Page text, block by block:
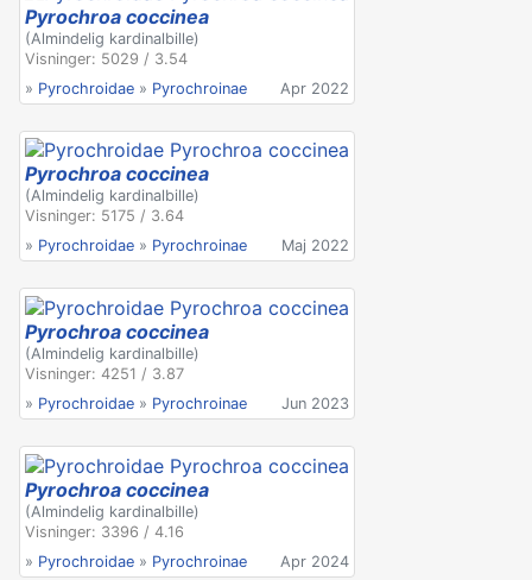
Pyrochroa coccinea
(Almindelig kardinalbille)
Visninger: 5029 / 3.54
» Pyrochroidae » Pyrochroinae Apr 2022
Pyrochroa coccinea
(Almindelig kardinalbille)
Visninger: 5175 / 3.64
» Pyrochroidae » Pyrochroinae Maj 2022
Pyrochroa coccinea
(Almindelig kardinalbille)
Visninger: 4251 / 3.87
» Pyrochroidae » Pyrochroinae Jun 2023
Pyrochroa coccinea
(Almindelig kardinalbille)
Visninger: 3396 / 4.16
» Pyrochroidae » Pyrochroinae Apr 2024